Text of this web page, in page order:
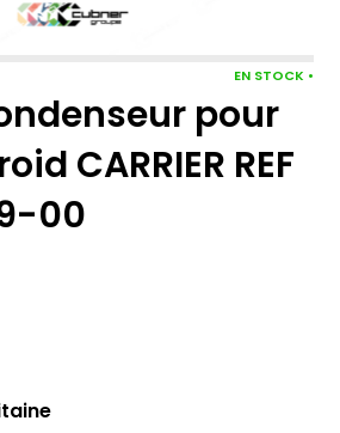
EN STOCK •
pour
CARRIER REF
00